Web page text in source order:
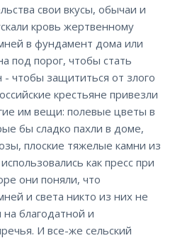
свои вкусы, обычаи и
кровь жертвенному
в фундамент дома или
под порог, чтобы стать
чтобы защититься от злого
крестьяне привезли
им вещи: полевые цветы в
бы сладко пахли в доме,
плоские тяжелые камни из
как пресс при
они поняли, что
и света никто из них не
благодатной и
И все-же сельский